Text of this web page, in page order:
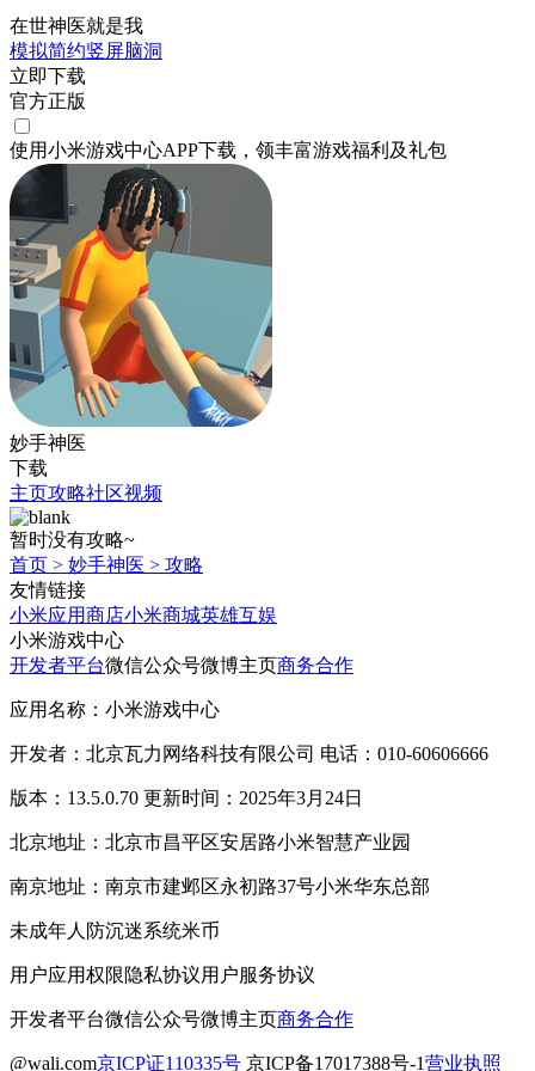
在世神医就是我
模拟简约竖屏脑洞
立即下载
官方正版
使用小米游戏中心APP下载 ，领丰富游戏福利 及礼包
妙手神医
下载
主页攻略社区视频
暂时没有攻略~
首页 > 妙手神医 > 攻略
友情链接
小米应用商店小米商城英雄互娱
小米游戏中心
开发者平台微信公众号微博主页商务合作
应用名称：小米游戏中心
开发者：北京瓦力网络科技有限公司 电话：010-60606666
版本：13.5.0.70 更新时间：2025年3月24日
北京地址：北京市昌平区安居路小米智慧产业园
南京地址：南京市建邺区永初路37号小米华东总部
未成年人防沉迷系统米币
用户应用权限隐私协议用户服务协议
开发者平台微信公众号微博主页商务合作
@wali.com京ICP证110335号 京ICP备17017388号-1营业执照